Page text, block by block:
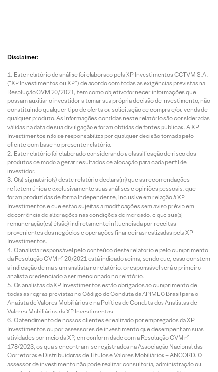
Disclaimer:
Este relatório de análise foi elaborado pela XP Investimentos CCTVM S.A.
(“XP Investimentos ou XP”) de acordo com todas as exigências previstas na
Resolução CVM 20/2021, tem como objetivo fornecer informações que
possam auxiliar o investidor a tomar sua própria decisão de investimento, não
constituindo qualquer tipo de oferta ou solicitação de compra e/ou venda de
qualquer produto. As informações contidas neste relatório são consideradas
válidas na data de sua divulgação e foram obtidas de fontes públicas. A XP
Investimentos não se responsabiliza por qualquer decisão tomada pelo
cliente com base no presente relatório.
Este relatório foi elaborado considerando a classificação de risco dos
produtos de modo a gerar resultados de alocação para cada perfil de
investidor.
O(s) signatário(s) deste relatório declara(m) que as recomendações
refletem única e exclusivamente suas análises e opiniões pessoais, que
foram produzidas de forma independente, inclusive em relação à XP
Investimentos e que estão sujeitas a modificações sem aviso prévio em
decorrência de alterações nas condições de mercado, e que sua(s)
remuneração(es) é(são) indiretamente influenciada por receitas
provenientes dos negócios e operações financeiras realizadas pela XP
Investimentos.
O analista responsável pelo conteúdo deste relatório e pelo cumprimento
da Resolução CVM nº 20/2021 está indicado acima, sendo que, caso constem
a indicação de mais um analista no relatório, o responsável será o primeiro
analista credenciado a ser mencionado no relatório.
Os analistas da XP Investimentos estão obrigados ao cumprimento de
todas as regras previstas no Código de Conduta da APIMEC Brasil para o
Analista de Valores Mobiliários e na Política de Conduta dos Analistas de
Valores Mobiliários da XP Investimentos.
O atendimento de nossos clientes é realizado por empregados da XP
Investimentos ou por assessores de investimento que desempenham suas
atividades por meio da XP, em conformidade com a Resolução CVM nº
178/2023, os quais encontram-se registrados na Associação Nacional das
Corretoras e Distribuidoras de Títulos e Valores Mobiliários – ANCORD. O
assessor de investimento não pode realizar consultoria, administração ou